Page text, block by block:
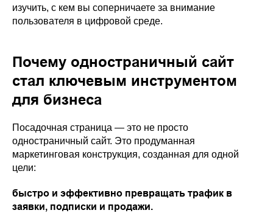
изучить, с кем вы соперничаете за внимание
пользователя в цифровой среде.
Почему одностраничный сайт
стал ключевым инструментом
для бизнеса
Посадочная страница — это не просто
одностраничный сайт. Это продуманная
маркетинговая конструкция, созданная для одной
цели:
быстро и эффективно превращать трафик в
заявки, подписки и продажи.